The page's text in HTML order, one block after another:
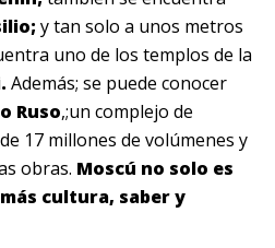
y tan solo a unos metros
uno de los templos de la
Además; se puede conocer
Ruso,;un complejo de
17 millones de volúmenes y
obras. Moscú no solo es
cultura, saber y